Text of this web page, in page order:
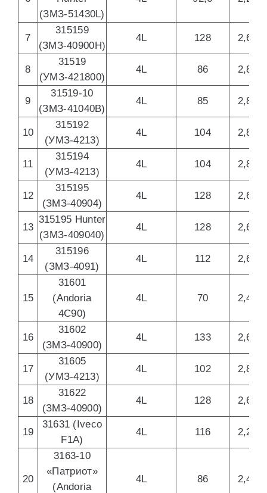
(ЗМЗ-51430L)
7
315159
(ЗМЗ-40900H)
4L 128 2,693
8
31519
(УМЗ-421800)
4L 86 2,890
9
31519-10
(ЗМЗ-41040B)
4L 85 2,890
10
315192
(УМЗ-4213)
4L 104 2,890
11
315194
(УМЗ-4213)
4L 104 2,890
12
315195
(ЗМЗ-40904)
4L 128 2,693
13
315195 Hunter
(ЗМЗ-409040)
4L 128 2,693
14
315196
(ЗМЗ-4091)
4L 112 2,693
15
31601
(Andoria
4C90)
4L 70 2,417
16
31602
(ЗМЗ-40900)
4L 133 2,693
17
31605
(УМЗ-4213)
4L 102 2,890
18
31622
(ЗМЗ-40900)
4L 128 2,693
19
31631 (Iveco
F1A)
4L 116 2,287
20
3163-10
«Патриот»
(Andoria
4L 86 2,417